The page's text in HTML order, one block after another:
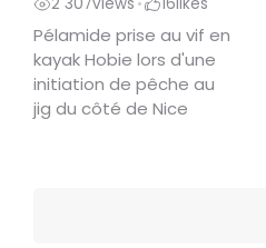
Pélamide prise au vif en
kayak Hobie lors d'une
initiation de pêche au
jig du côté de Nice